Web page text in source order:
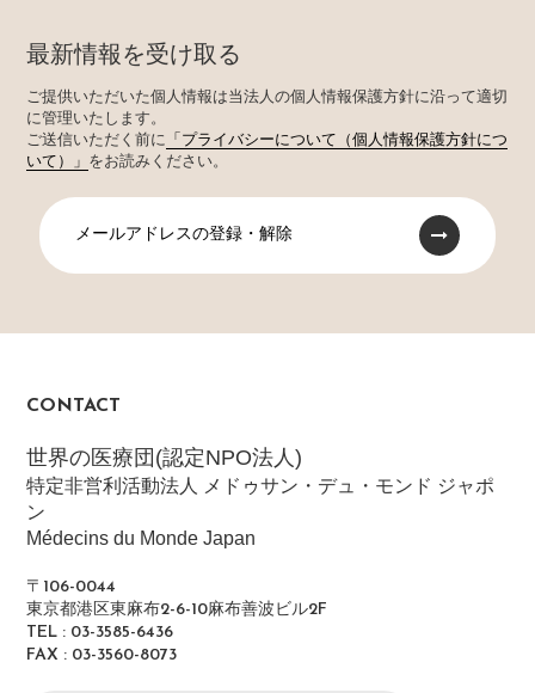
最新情報を受け取る
ご提供いただいた個人情報は当法人の個人情報保護方針に沿って適切
に管理いたします。
ご送信いただく前に
「プライバシーについて（個人情報保護方針につ
いて）」 をお読みください。
メールアドレスの登録・解除
CONTACT
世界の医療団(認定NPO法人)
特定非営利活動法人 メドゥサン・デュ・モンド ジャポ
ン
Médecins du Monde Japan
〒106-0044
東京都港区東麻布2-6-10麻布善波ビル2F
TEL : 03-3585-6436
FAX : 03-3560-8073